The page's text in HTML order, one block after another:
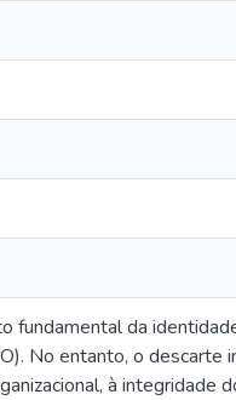
da
No entanto, o
à